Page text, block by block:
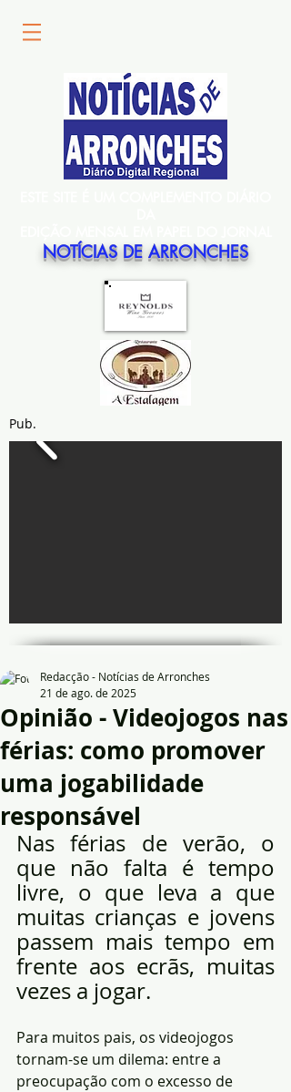
NOTÍCIAS DE ARRONCHES
Pub.
Opinião - Videojogos nas
férias: como promover
uma jogabilidade
responsável
Redacção - Notícias de Arronches
21 de ago. de 2025
Nas férias de verão, o
que não falta é tempo
livre, o que leva a que
muitas crianças e jovens
passem mais tempo em
frente aos ecrãs, muitas
vezes a jogar.
Para muitos pais, os videojogos
tornam-se um dilema: entre a
preocupação com o excesso de